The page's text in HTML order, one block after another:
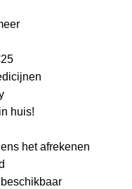
huis!
het afrekenen